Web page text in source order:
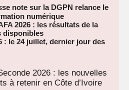
note sur la DGPN relance le
numérique
2026 : les résultats de la
disponibles
: le 24 juillet, dernier jour des
2026 : les nouvelles
à retenir en Côte d’Ivoire